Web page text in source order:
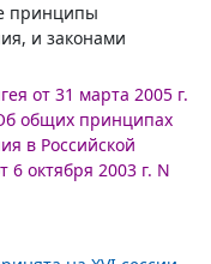
принципы
и законами
от 31 марта 2005 г.
общих принципах
в Российской
6 октября 2003 г. N